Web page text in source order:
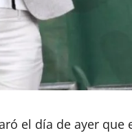
el día de ayer que